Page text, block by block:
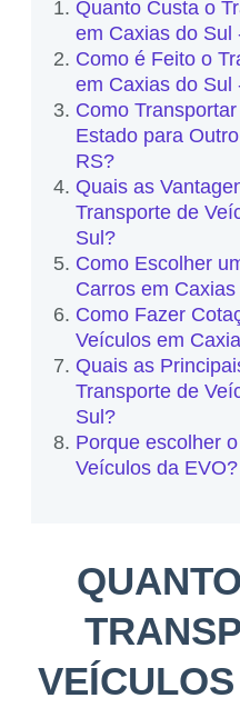
Quanto Custa o
em Caxias do Sul
Como é Feito o
em Caxias do Sul
Como
Estado para
RS?
Quais as
Transporte de
Sul?
Como Escolher
Carros em
Como Fazer
Veículos em
Quais as
Transporte de
Sul?
Porque escolher
Veículos da EVO?